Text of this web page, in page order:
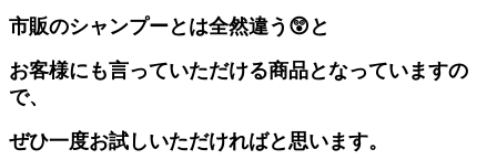
市販のシャンプーとは全然違う😲と
お客様にも言っていただける商品となっていますの
で、
ぜひ一度お試しいただければと思います。